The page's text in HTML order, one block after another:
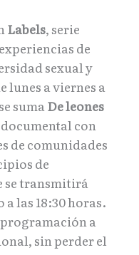
Labels, serie
de
sexual y
lunes a viernes a
suma De leones
con
de comunidades
de
se transmitirá
a las 18:30 horas.
a
sin perder el